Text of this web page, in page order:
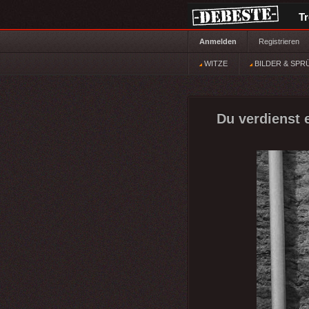
Anmelden Registrieren
WITZE BILDER &
Du verdienst